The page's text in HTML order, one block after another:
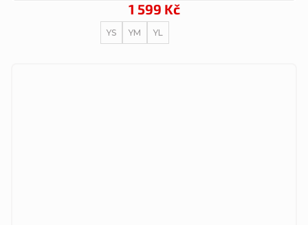
1 599 Kč
YS YM YL